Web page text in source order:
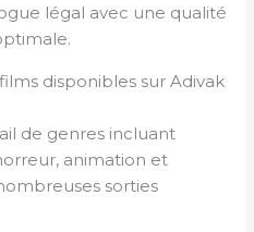
légal avec une qualité
disponibles sur Adivak
de genres incluant
animation et
sorties